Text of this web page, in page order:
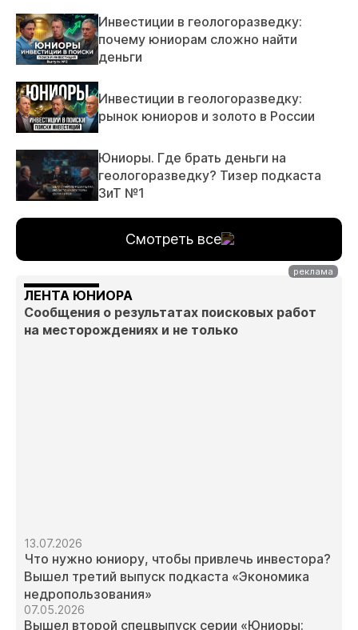
Инвестиции в геологоразведку:
почему юниорам сложно найти
деньги
Инвестиции в геологоразведку:
рынок юниоров и золото в России
Юниоры. Где брать деньги на
геологоразведку? Тизер подкаста
ЗиТ №1
Смотреть все
ЛЕНТА ЮНИОРА
Сообщения о результатах поисковых работ
на месторождениях и не только
13.07.2026
Что нужно юниору, чтобы привлечь инвестора?
Вышел третий выпуск подкаста «Экономика
недропользования»
07.05.2026
Вышел второй спецвыпуск серии «Юниоры: